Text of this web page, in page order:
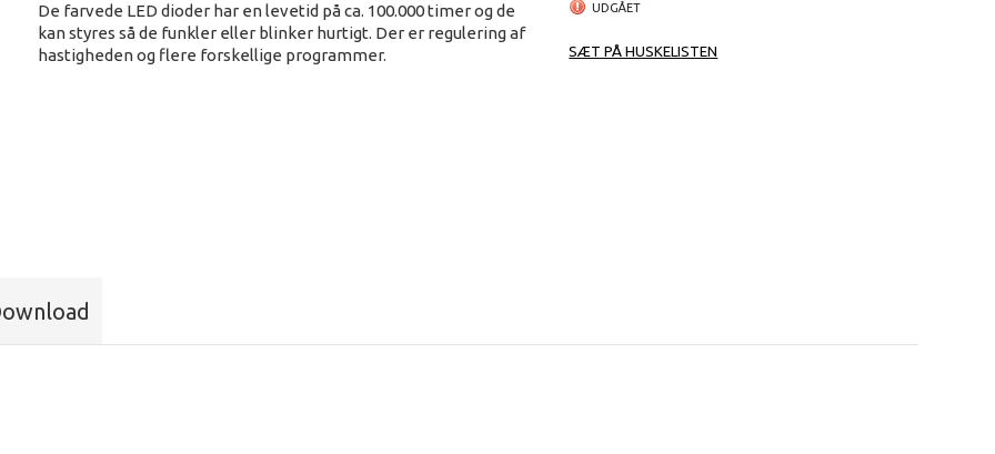
De farvede LED dioder har en levetid på ca. 100.000 timer og de
kan styres så de funkler eller blinker hurtigt. Der er regulering af
hastigheden og flere forskellige programmer.
UDGÅET
SÆT PÅ HUSKELISTEN